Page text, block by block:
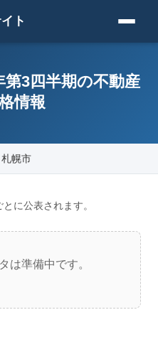
ト
3四半期の不動産
情報
札幌市
に公表されます。
は準備中です。